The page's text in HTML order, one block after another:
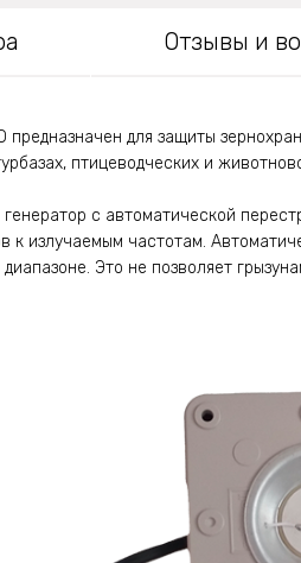
Отзывы и
предназначен для защиты
птицеводческих и
с автоматической
к излучаемым частотам.
Это не позволяет